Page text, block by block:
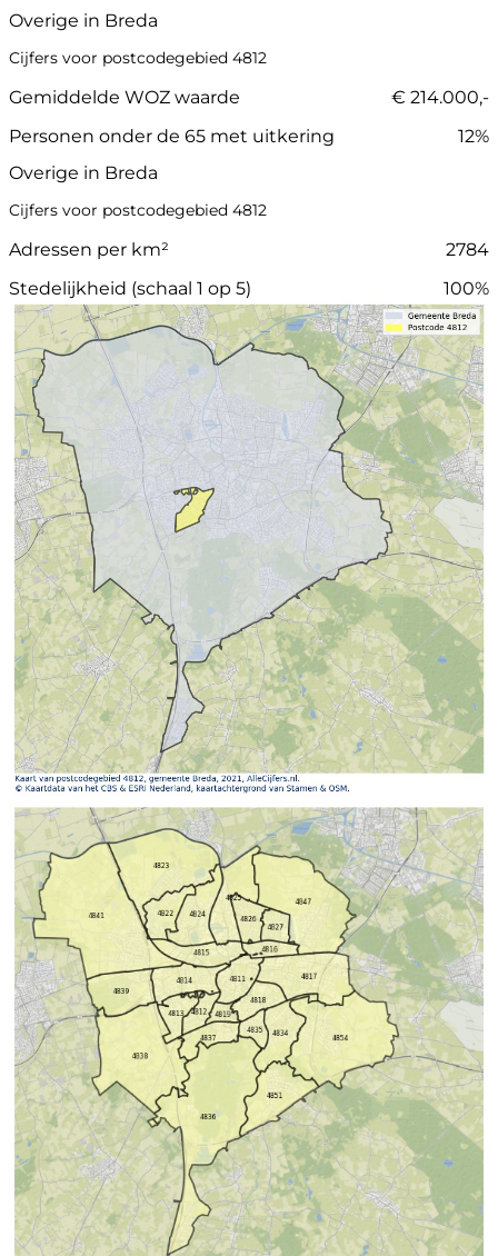
Overige in Breda
Cijfers voor postcodegebied 4812
Gemiddelde WOZ waarde
€ 214.000,-
Personen onder de 65 met uitkering
12%
Overige in Breda
Cijfers voor postcodegebied 4812
Adressen per km²
2784
Stedelijkheid (schaal 1 op 5)
100%